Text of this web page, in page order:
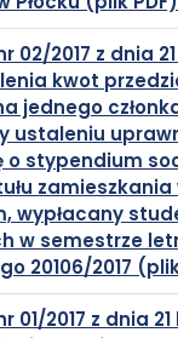
02/2017 z dnia
kwot
jednego
ustaleniu
o stypendium
zamieszkania
wypłacany
w semestrze
20106/2017
01/2017 z dnia